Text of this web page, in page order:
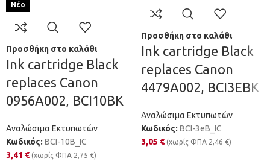
Νέο
Προσθήκη στο καλάθι
Ink cartridge Black
replaces Canon
0956A002, BCI10BK
Αναλώσιμα Εκτυπωτών
Κωδικός: BCI-10B_IC
3,41 € (χωρίς ΦΠΑ 2,75 €)
Προσθήκη στο καλάθι
Ink cartridge Black
replaces Canon
4479A002, BCI3EBK
Αναλώσιμα Εκτυπωτών
Κωδικός: BCI-3eB_IC
3,05 € (χωρίς ΦΠΑ 2,46 €)